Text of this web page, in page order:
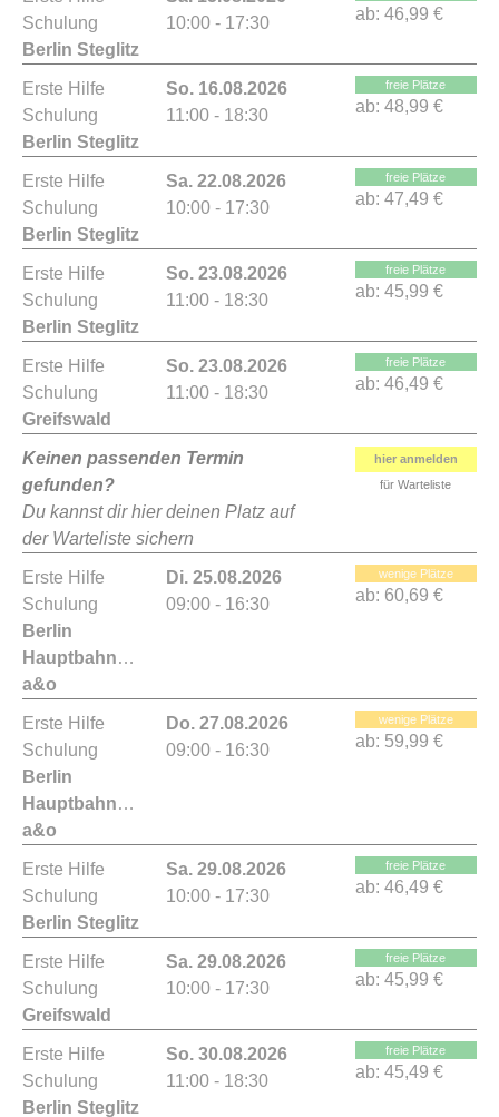
Schulung
Berlin Steglitz
10:00 - 17:30
ab: 46,99 €
Erste Hilfe
Schulung
Berlin Steglitz
So. 16.08.2026
11:00 - 18:30
freie Plätze
ab: 48,99 €
Erste Hilfe
Schulung
Berlin Steglitz
Sa. 22.08.2026
10:00 - 17:30
freie Plätze
ab: 47,49 €
Erste Hilfe
Schulung
Berlin Steglitz
So. 23.08.2026
11:00 - 18:30
freie Plätze
ab: 45,99 €
Erste Hilfe
Schulung
Greifswald
So. 23.08.2026
11:00 - 18:30
freie Plätze
ab: 46,49 €
Keinen passenden Termin
gefunden?
Du kannst dir hier deinen Platz auf
der Warteliste sichern
hier anmelden
für Warteliste
Erste Hilfe
Schulung
Berlin
Hauptbahnhof
a&o
Di. 25.08.2026
09:00 - 16:30
wenige Plätze
ab: 60,69 €
Erste Hilfe
Schulung
Berlin
Hauptbahnhof
a&o
Do. 27.08.2026
09:00 - 16:30
wenige Plätze
ab: 59,99 €
Erste Hilfe
Schulung
Berlin Steglitz
Sa. 29.08.2026
10:00 - 17:30
freie Plätze
ab: 46,49 €
Erste Hilfe
Schulung
Greifswald
Sa. 29.08.2026
10:00 - 17:30
freie Plätze
ab: 45,99 €
Erste Hilfe
Schulung
Berlin Steglitz
So. 30.08.2026
11:00 - 18:30
freie Plätze
ab: 45,49 €